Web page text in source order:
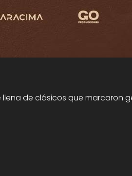
de clásicos que marcaron